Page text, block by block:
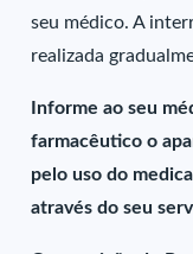
seu médico. A
realizada
Informe ao seu
farmacêutico o
pelo uso do
através do seu